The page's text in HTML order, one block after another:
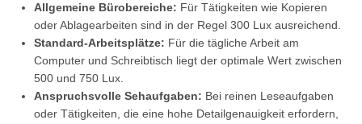
Allgemeine Bürobereiche: Für Tätigkeiten wie Kopieren
oder Ablagearbeiten sind in der Regel 300 Lux ausreichend.
Standard-Arbeitsplätze: Für die tägliche Arbeit am
Computer und Schreibtisch liegt der optimale Wert zwischen
500 und 750 Lux.
Anspruchsvolle Sehaufgaben: Bei reinen Leseaufgaben
oder Tätigkeiten, die eine hohe Detailgenauigkeit erfordern,